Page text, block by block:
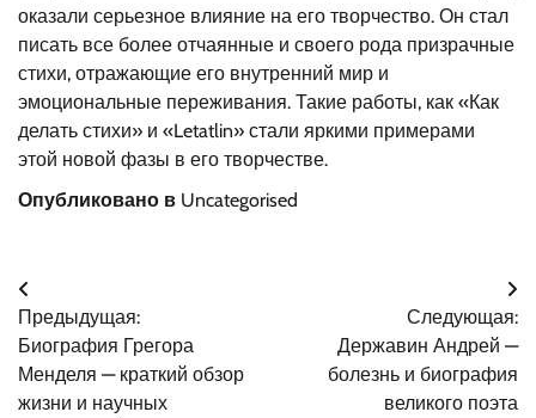
оказали серьезное влияние на его творчество. Он стал
писать все более отчаянные и своего рода призрачные
стихи, отражающие его внутренний мир и
эмоциональные переживания. Такие работы, как «Как
делать стихи» и «Letatlin» стали яркими примерами
этой новой фазы в его творчестве.
Опубликовано в Uncategorised
Навигация
по
записям
Предыдущая:
Биография Грегора
Менделя — краткий обзор
жизни и научных
Следующая:
Державин Андрей —
болезнь и биография
великого поэта